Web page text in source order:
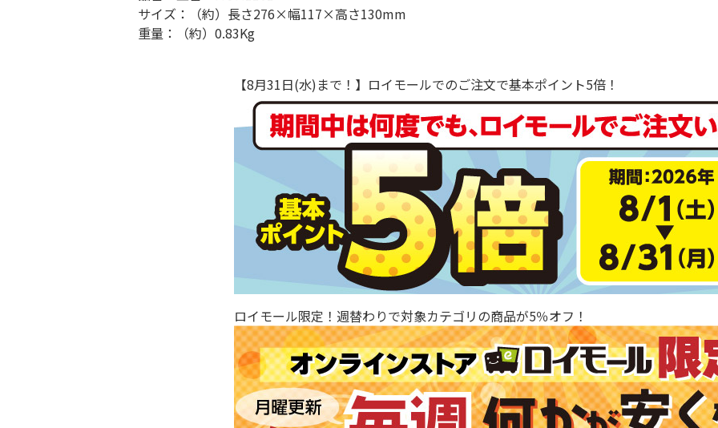
サイズ：（約）長さ276×幅117×高さ130mm
重量：（約）0.83Kg
【8月31日(水)まで！】ロイモールでのご注文で基本ポイント5倍！
ロイモール限定！週替わりで対象カテゴリの商品が5％オフ！